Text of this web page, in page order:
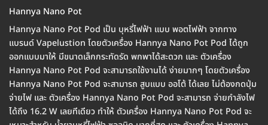
Hannya Nano Pot
Hannya Nano Pot Pod เป็น บุหรี่ไฟฟ้า แบบ พอตไฟฟ้า จากทาง
แบรนด์ Vapelustion โดยตัวเครื่อง Hannya Nano Pot Pod ได้ถูก
ออกแบบมาให้ มีขนาดเล็กกระทัดรัด พกพาได้สะดวก และ ตัวเครื่อง
Hannya Nano Pot Pod จะสามารถใช้งานได้ ง่ายมากๆ โดยตัวเครื่อง
Hannya Nano Pot Pod จะสามารถ สูบแบบ ออโต้ ได้เลย ไม่ต้องกดปุ่ม
จ่ายไฟ และ ตัวเครื่อง Hannya Nano Pot Pod จะสามารถ จ่ายกำลังไฟ
ได้ถึง 16.2 W เลยทีเดียว ทำให้ ตัวเครื่อง Hannya Nano Pot Pod จะ